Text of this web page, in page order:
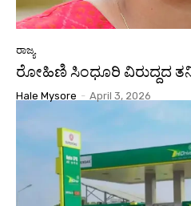
ರಾಜ್ಯ
ರೋಹಿಣಿ ಸಿಂಧೂರಿ ವಿರುದ್ದದ
Hale Mysore - April 3, 2026